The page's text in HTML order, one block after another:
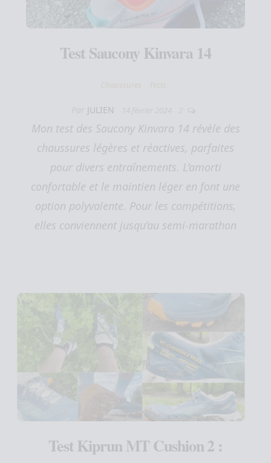
Test Saucony Kinvara 14
Chaussures Tests
JULIEN
Mon test des Saucony Kinvara 14 révèle des
chaussures légères et réactives, parfaites
pour divers entraînements. L’amorti
confortable et le maintien léger en font une
option polyvalente. Pour les compétitions,
elles conviennent jusqu’au semi-marathon
Test Kiprun MT Cushion 2 :